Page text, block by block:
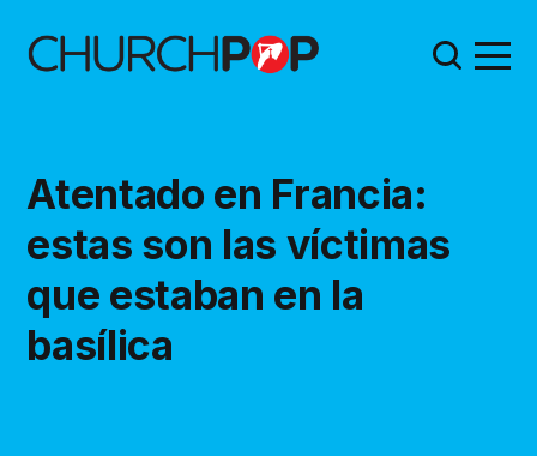
Atentado en Francia:
estas son las víctimas
que estaban en la
basílica